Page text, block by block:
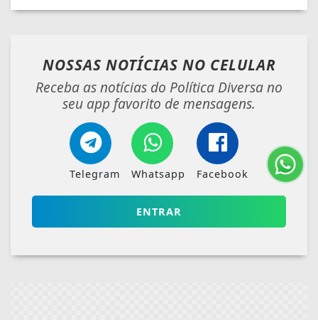
NOSSAS NOTÍCIAS NO CELULAR
Receba as notícias do Política Diversa no
seu app favorito de mensagens.
Telegram Whatsapp Facebook
ENTRAR